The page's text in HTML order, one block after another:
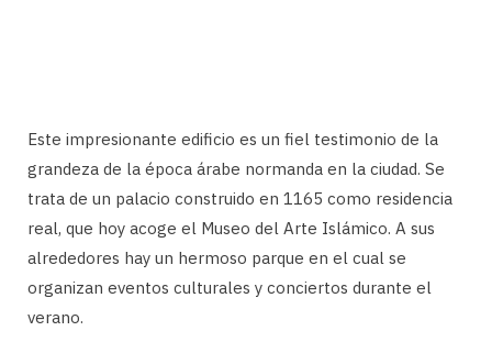
Este impresionante edificio es un fiel testimonio de la
grandeza de la época árabe normanda en la ciudad. Se
trata de un palacio construido en 1165 como residencia
real, que hoy acoge el Museo del Arte Islámico. A sus
alrededores hay un hermoso parque en el cual se
organizan eventos culturales y conciertos durante el
verano.